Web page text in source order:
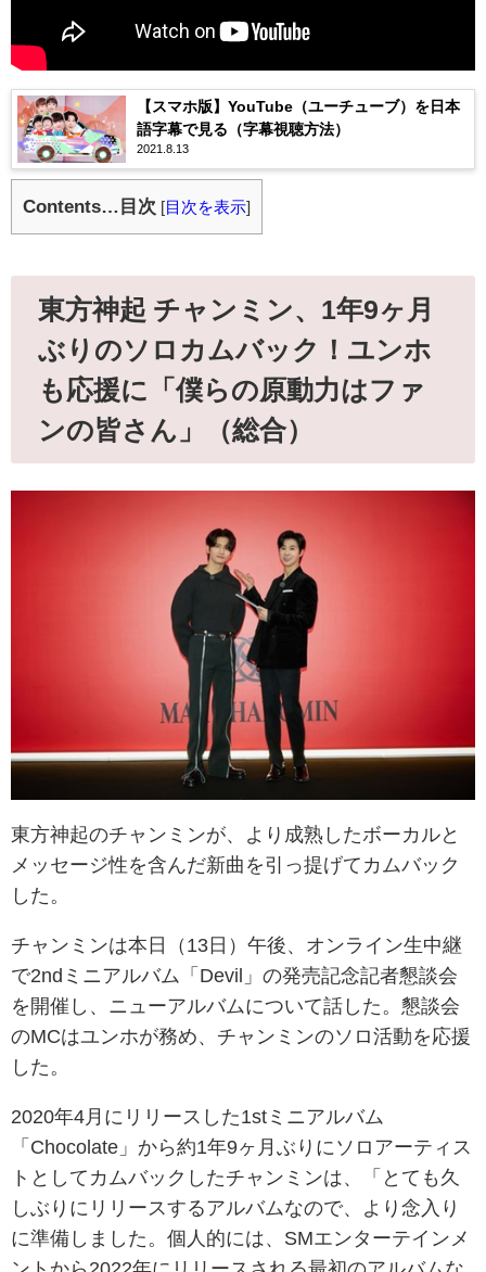
【スマホ版】YouTube（ユーチューブ）を日本
語字幕で見る（字幕視聴方法）
2021.8.13
Contents…目次 [ 目次を表示]
東方神起 チャンミン、1年9ヶ月
ぶりのソロカムバック！ユンホ
も応援に「僕らの原動力はファ
ンの皆さん」（総合）
東方神起のチャンミンが、より成熟したボーカルと
メッセージ性を含んだ新曲を引っ提げてカムバック
した。
チャンミンは本日（13日）午後、オンライン生中継
で2ndミニアルバム「Devil」の発売記念記者懇談会
を開催し、ニューアルバムについて話した。懇談会
のMCはユンホが務め、チャンミンのソロ活動を応援
した。
2020年4月にリリースした1stミニアルバム
「Chocolate」から約1年9ヶ月ぶりにソロアーティス
トとしてカムバックしたチャンミンは、「とても久
しぶりにリリースするアルバムなので、より念入り
に準備しました。個人的には、SMエンターテインメ